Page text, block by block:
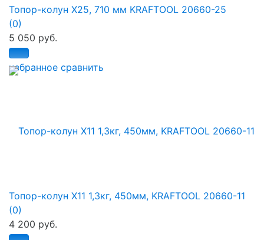
избранное сравнить
Топор-колун X25, 710 мм KRAFTOOL 20660-25
(0)
5 050 руб.
Топор-колун Х11 1,3кг, 450мм, KRAFTOOL 20660-11
(0)
4 200 руб.